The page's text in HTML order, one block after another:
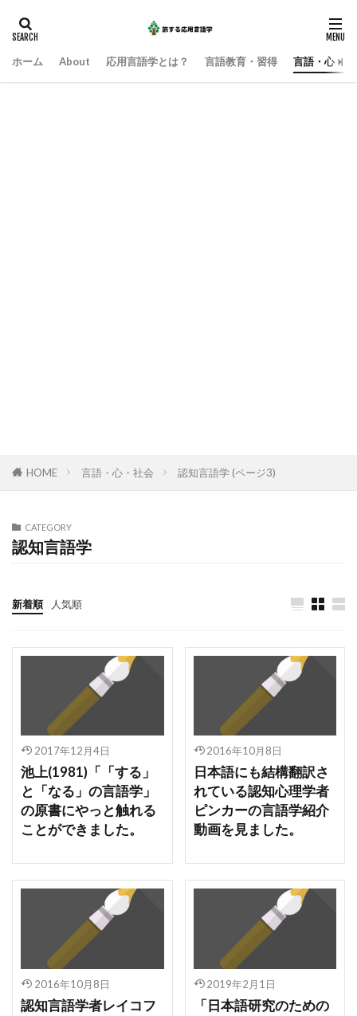
ホーム About 応用言語学とは？ 言語教育・習得 言語・心・
HOME 言語・心・社会 認知言語学 (ページ3)
CATEGORY
認知言語学
新着順 人気順
2017年12月4日
池上(1981)「「する」
と「なる」の言語学」
の原書にやっと触れる
ことができました。
2016年10月8日
日本語にも結構翻訳さ
れている認知心理学者
ピンカーの言語学紹介
動画を見ました。
2016年10月8日
認知言語学者レイコフ
2019年2月1日
「日本語研究のための